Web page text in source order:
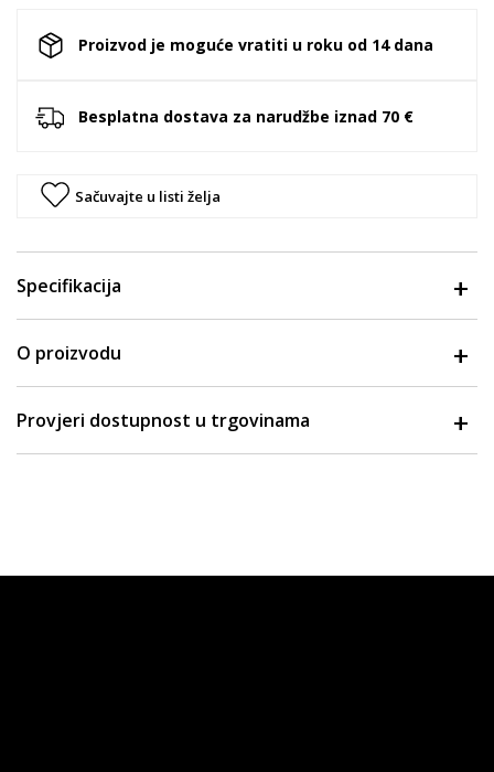
Proizvod je moguće vratiti u roku od 14 dana
Besplatna dostava za narudžbe iznad 70 €
Sačuvajte u listi želja
Specifikacija
O proizvodu
Provjeri dostupnost u trgovinama